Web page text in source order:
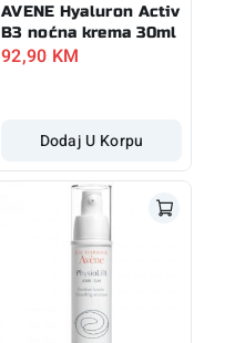
AVENE Hyaluron Activ
B3 noćna krema 30ml
92,90 KM
Dodaj U Korpu